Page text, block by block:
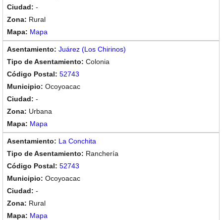
-
Rural
Mapa
Juárez (Los Chirinos)
Colonia
52743
Ocoyoacac
-
Urbana
Mapa
La Conchita
Ranchería
52743
Ocoyoacac
-
Rural
Mapa